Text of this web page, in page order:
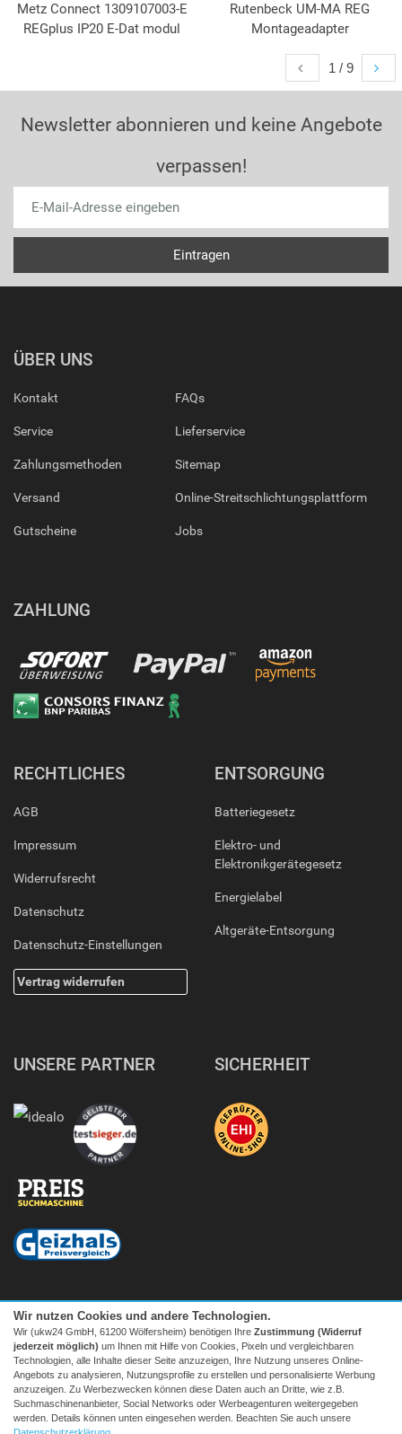
Metz Connect 1309107003-E
REGplus IP20 E-Dat modul
Rutenbeck UM-MA REG
Montageadapter
1 / 9
Newsletter abonnieren und keine Angebote
verpassen!
ÜBER UNS
Kontakt
Service
Zahlungsmethoden
Versand
Gutscheine
FAQs
Lieferservice
Sitemap
Online-Streitschlichtungsplattform
Jobs
ZAHLUNG
RECHTLICHES
AGB
Impressum
Widerrufsrecht
Datenschutz
Datenschutz-Einstellungen
Vertrag widerrufen
ENTSORGUNG
Batteriegesetz
Elektro- und
Elektronikgerätegesetz
Energielabel
Altgeräte-Entsorgung
UNSERE PARTNER SICHERHEIT
Facebook| twitter
Wir nutzen Cookies und andere Technologien.
Wir (ukw24 GmbH, 61200 Wölfersheim) benötigen Ihre Zustimmung (Widerruf
jederzeit möglich) um Ihnen mit Hilfe von Cookies, Pixeln und vergleichbaren
Technologien, alle Inhalte dieser Seite anzuzeigen, Ihre Nutzung unseres Online-
Angebots zu analysieren, Nutzungsprofile zu erstellen und personalisierte Werbung
anzuzeigen. Zu Werbezwecken können diese Daten auch an Dritte, wie z.B.
Suchmaschinenanbieter, Social Networks oder Werbeagenturen weitergegeben
werden. Details können unten eingesehen werden. Beachten Sie auch unsere